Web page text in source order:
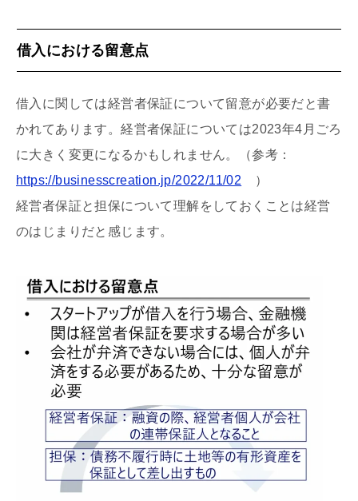
借入における留意点
借入に関しては経営者保証について留意が必要だと書
かれてあります。経営者保証については2023年4月ごろ
に大きく変更になるかもしれません。（参考：
https://businesscreation.jp/2022/11/02 ）
経営者保証と担保について理解をしておくことは経営
のはじまりだと感じます。